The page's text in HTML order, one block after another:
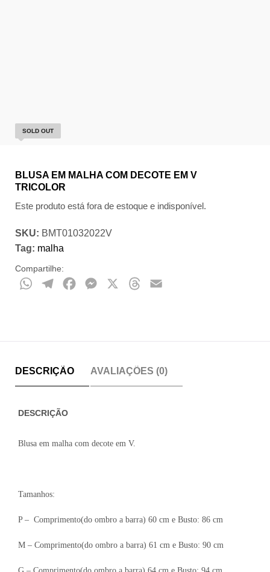
SOLD OUT
BLUSA EM MALHA COM DECOTE EM V
TRICOLOR
Este produto está fora de estoque e indisponível.
SKU: BMT01032022V
Tag: malha
Compartilhe:
WhatsAppTelegramFacebookMessenger Threads
DESCRIÇÃO AVALIAÇÕES (0)
DESCRIÇÃO
Blusa em malha com decote em V.
Tamanhos:
P – Comprimento(do ombro a barra) 60 cm e Busto: 86 cm
M – Comprimento(do ombro a barra) 61 cm e Busto: 90 cm